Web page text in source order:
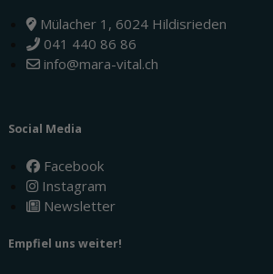
Mülacher 1, 6024 Hildisrieden
041 440 86 86
info@mara-vital.ch
Social Media
Facebook
Instagram
Newsletter
Empfiel uns weiter!